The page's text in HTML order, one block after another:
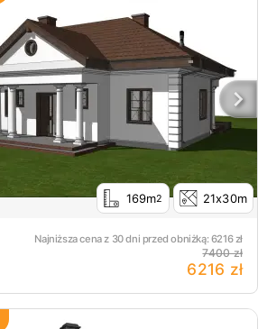
169m2 21x30m
Najniższa cena z 30 dni przed obniżką:6216zł
7400 zł
6216 zł